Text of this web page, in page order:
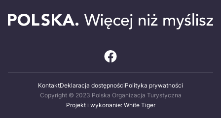
KontaktDeklaracja dostępnościPolityka prywatności
Copyright © 2023 Polska Organizacja Turystyczna
Projekt i wykonanie: White Tiger